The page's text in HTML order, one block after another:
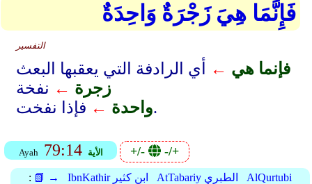
فَإِنَّمَا هِيَ زَجْرَةٌ وَاحِدَةٌ
التفسير
فإنما هي ←
أي الرادفة التي يعقبها البعث
زجرة ← نفخة
واحدة ← فإذا نفخت.
Ayah 79:14 الأية +/- -/+
: 📗 → IbnKathir ابن كثير AtTabariy الطبري
AlQurtubi